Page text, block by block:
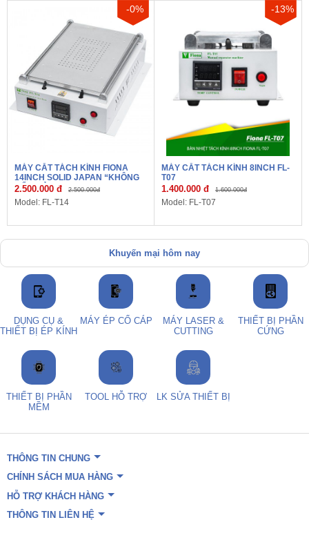
-0%
MÁY CẮT TÁCH KÍNH FIONA
14INCH SOLID JAPAN “KHÔNG
ĐỐI THỦ”
2.500.000 đ 2.500.000đ
Model: FL-T14
-13%
MÁY CẮT TÁCH KÍNH 8INCH FL-
T07
1.400.000 đ 1.600.000đ
Model: FL-T07
Khuyến mại hôm nay
DỤNG CỤ &
THIẾT BỊ ÉP KÍNH
MÁY ÉP CỔ CÁP
MÁY LASER &
CUTTING
THIẾT BỊ PHẦN
CỨNG
THIẾT BỊ PHẦN
MỀM
TOOL HỖ TRỢ LK SỬA THIẾT BỊ
THÔNG TIN CHUNG
CHÍNH SÁCH MUA HÀNG
HỖ TRỢ KHÁCH HÀNG
THÔNG TIN LIÊN HỆ